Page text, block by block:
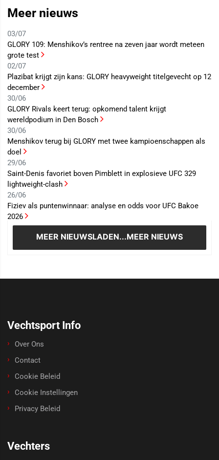
Meer nieuws
03/07
GLORY 109: Menshikov’s rentree na zeven jaar wordt meteen
grote test
02/07
Plazibat krijgt zijn kans: GLORY heavyweight titelgevecht op 12
december
30/06
GLORY Rivals keert terug: opkomend talent krijgt
wereldpodium in Den Bosch
30/06
Menshikov terug bij GLORY met twee kampioenschappen als
doel
29/06
Saint-Denis favoriet boven Pimblett in explosieve UFC 329
lightweight-clash
26/06
Fiziev als puntenwinnaar: analyse en odds voor UFC Bakoe
2026
MEER NIEUWSLADEN...MEER NIEUWS
Vechtsport Info
Over Ons
Contact
Cookie Beleid
Cookie Instellingen
Privacy Beleid
Vechters